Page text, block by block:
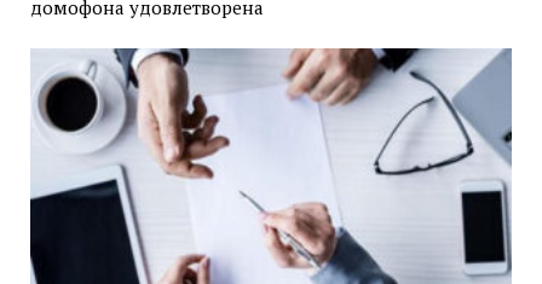
домофона удовлетворена